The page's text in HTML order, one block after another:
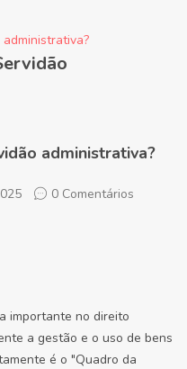
administrativa?
0 Comentários
importante no direito
a gestão e o uso de bens
é o "Quadro da